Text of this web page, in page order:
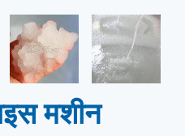
मशीन